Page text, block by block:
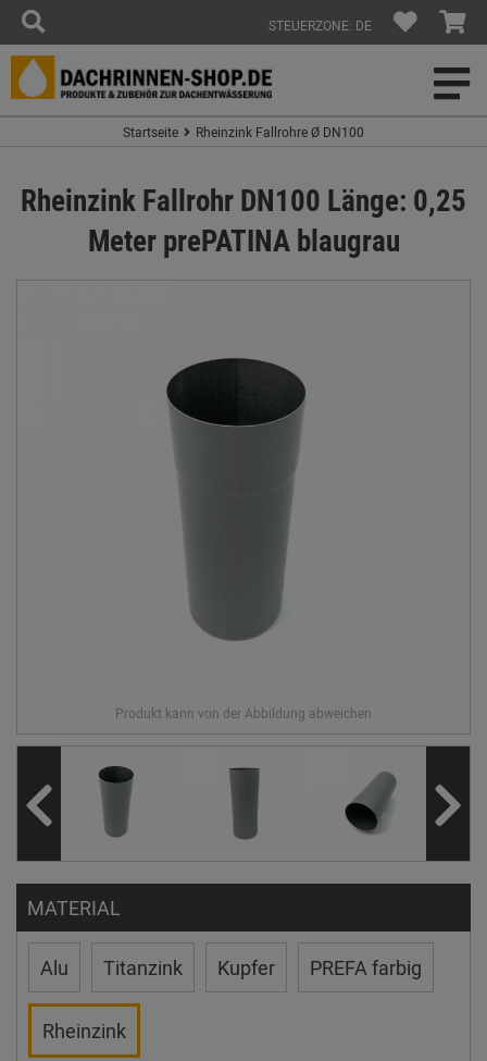
STEUERZONE: DE
Startseite Rheinzink Fallrohre Ø DN100
Rheinzink Fallrohr DN100 Länge: 0,25
Meter prePATINA blaugrau
MATERIAL
Alu Titanzink Kupfer PREFA farbig
Rheinzink